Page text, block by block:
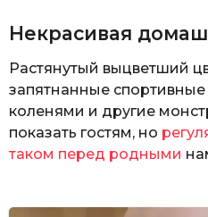
Некрасивая
Растянутый выцветший
запятнанные
коленями и другие
показать гостям, но
таком перед родными